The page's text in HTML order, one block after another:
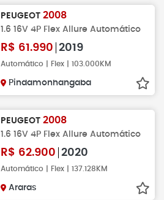
PEUGEOT 2008
1.6 16V 4P Flex Allure Automático
R$ 61.990 2019
Automático | Flex | 103.000KM
Pindamonhangaba
PEUGEOT 2008
1.6 16V 4P Flex Allure Automático
R$ 62.900 2020
Automático | Flex | 137.128KM
Araras